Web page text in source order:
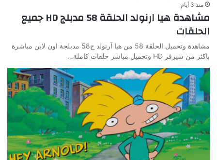
منذ 3 أيام
مشاهدة هيا ارنولد الحلقة 58 مدبلج HD جميع
الحلقات
مشاهدة وتحميل الحلقة 58 من هيا آرنولد ح58 مدبلجة اون لاين مباشرة
باكثر من سيرفر HD وتحميل مباشر حلقات كاملة…